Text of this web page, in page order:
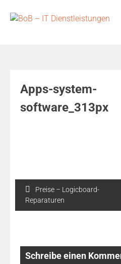
Apps-system-
software_313px
Beitragsnavigation
Preise – Logicboard-
Reparaturen
Schreibe einen